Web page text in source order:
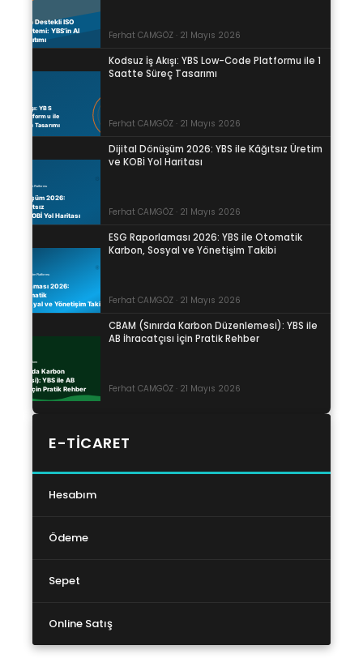
Ferhat CAMGÖZ · 21 Mayıs 2026
Kodsuz İş Akışı: YBS Low-Code Platformu ile 1
Saatte Süreç Tasarımı
Ferhat CAMGÖZ · 21 Mayıs 2026
Dijital Dönüşüm 2026: YBS ile Kâğıtsız Üretim
ve KOBİ Yol Haritası
Ferhat CAMGÖZ · 21 Mayıs 2026
ESG Raporlaması 2026: YBS ile Otomatik
Karbon, Sosyal ve Yönetişim Takibi
Ferhat CAMGÖZ · 21 Mayıs 2026
CBAM (Sınırda Karbon Düzenlemesi): YBS ile
AB İhracatçısı İçin Pratik Rehber
Ferhat CAMGÖZ · 21 Mayıs 2026
E-TICARET
Hesabım
Ödeme
Sepet
Online Satış